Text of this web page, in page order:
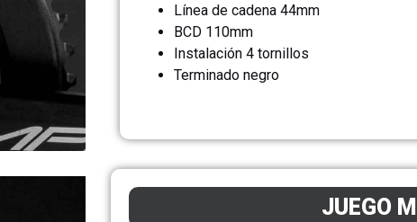
Línea de cadena 44mm
BCD 110mm
Instalación 4 tornillos
Terminado negro
JUEGO